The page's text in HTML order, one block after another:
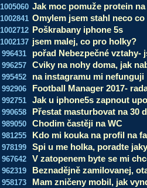
1005060 Jak moc pomuže protein
1002841 Omylem jsem stahl neco
1002712 Poškrabany iphone 5s
1002137 jsem malej, co pro holky?
996431 pořad Nebezpečné vztahy-
996257 Cviky na nohy doma, jak
995452 na instagramu mi nefunguji
992906 Football Manager 2017-
992751 Jak u iphone5s zapnout
990658 Přestat masturbovat na 30
989050 Chodim častěji na WC
981255 Kdo mi kouka na profil na
978199 Spi u me holka, poradte
967642 V zatopenem byte se mi
962319 Beznadějně zamilovanej,
958173 Mam zničeny mobil, jak